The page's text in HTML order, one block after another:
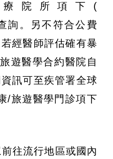
院所項下(
詢。另不符合公費
經醫師評估確有暴
遊醫學合約醫院自
訊可至疾管署全球
/旅遊醫學門診項下
往流行地區或國內